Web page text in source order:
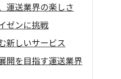
運送業界の楽しさ
ゼンに挑戦
新しいサービス
開を目指す運送業界